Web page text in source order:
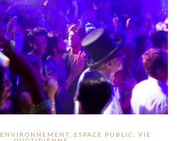
ENVIRONNEMENT, ESPACE PUBLIC
VIE